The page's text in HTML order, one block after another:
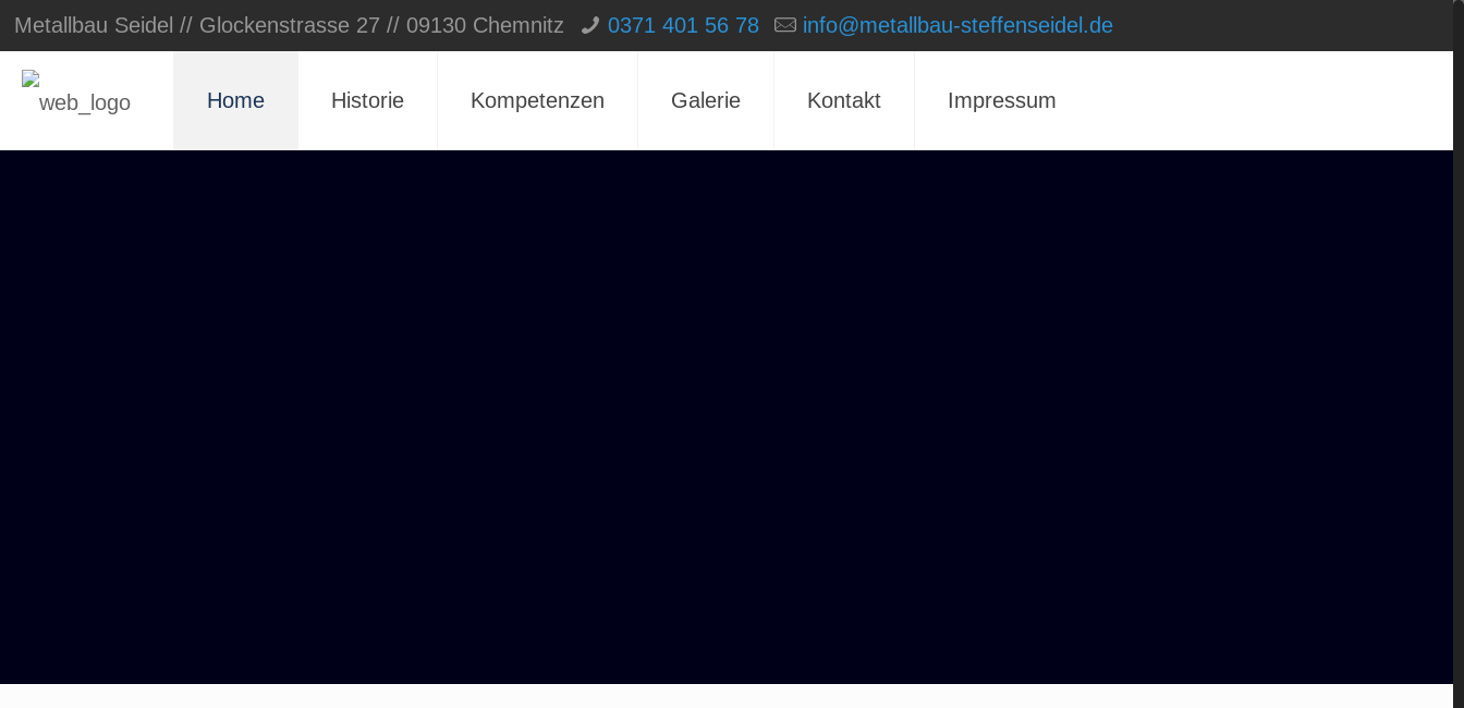
Metallbau Seidel // Glockenstrasse 27 // 09130 Chemnitz 0371 401 56 78 info@metallbau-steffenseidel.de
Home Historie Kompetenzen Galerie Kontakt Impressum